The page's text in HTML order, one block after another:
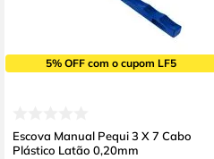
5% OFF com o cupom LF5
Escova Manual Pequi 3 X 7 Cabo
Plástico Latão 0,20mm